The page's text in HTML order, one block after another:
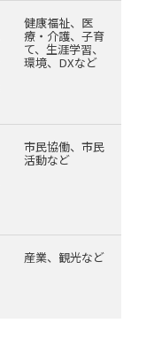
健康福祉、医
療・介護、子育
て、生涯学習、
環境、DXなど
市民協働、市民
活動など
産業、観光など